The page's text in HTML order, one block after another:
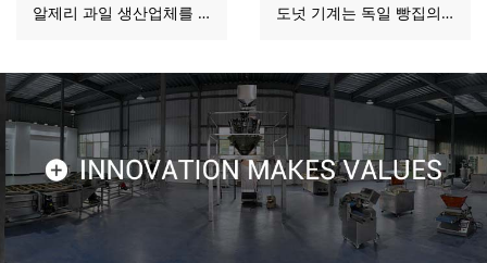
알제리 과일 생산업체를 위한 동결건조기 솔루션 도넛 기계는 독일 빵집의 생산 능력을 두 배로 늘립니다.